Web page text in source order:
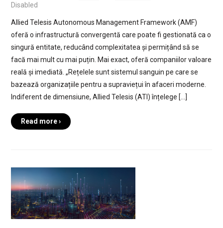
Disabled
Allied Telesis Autonomous Management Framework (AMF)
oferă o infrastructură convergentă care poate fi gestionată ca o
singură entitate, reducând complexitatea și permițând să se
facă mai mult cu mai puțin. Mai exact, oferă companiilor valoare
reală și imediată. „Rețelele sunt sistemul sanguin pe care se
bazează organizațiile pentru a supraviețui în afaceri moderne.
Indiferent de dimensiune, Allied Telesis (ATI) înțelege […]
Read more ›